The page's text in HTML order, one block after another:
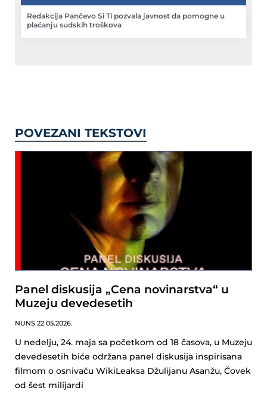
Redakcija Pančevo Si Ti pozvala javnost da pomogne u
plaćanju sudskih troškova
POVEZANI TEKSTOVI
Panel diskusija „Cena novinarstva“ u
Muzeju devedesetih
NUNS 22.05.2026.
U nedelju, 24. maja sa početkom od 18 časova, u Muzeju
devedesetih biće održana panel diskusija inspirisana
filmom o osnivaču WikiLeaksa Džulijanu Asanžu, Čovek
od šest milijardi